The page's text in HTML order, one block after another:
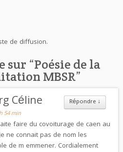
de diffusion.
sur “Poésie de la
MBSR”
Répondre ↓
Céline
54 min
faire du covoiturage de caen au
ne connait pas de nom les
de m emmener. Cordialement